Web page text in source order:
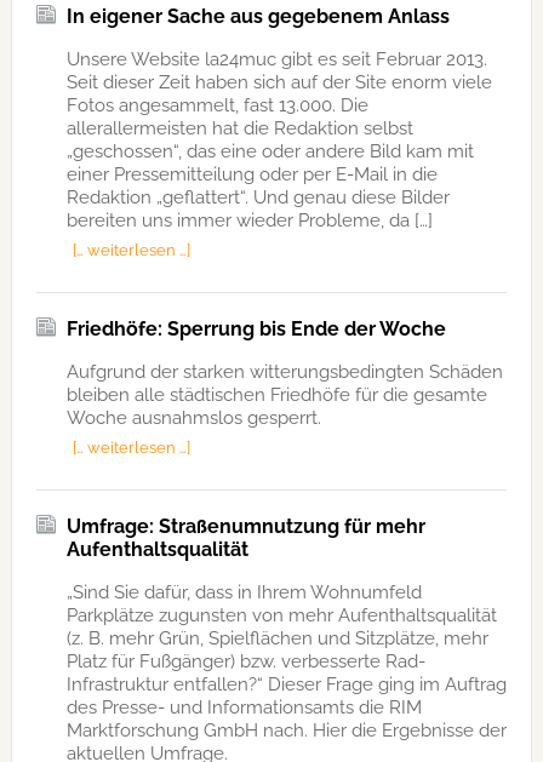
In eigener Sache aus gegebenem Anlass
Unsere Website la24muc gibt es seit Februar 2013.
Seit dieser Zeit haben sich auf der Site enorm viele
Fotos angesammelt, fast 13.000. Die
allerallermeisten hat die Redaktion selbst
„geschossen“, das eine oder andere Bild kam mit
einer Pressemitteilung oder per E-Mail in die
Redaktion „geflattert“. Und genau diese Bilder
bereiten uns immer wieder Probleme, da […]
[… weiterlesen …]
Friedhöfe: Sperrung bis Ende der Woche
Aufgrund der starken witterungsbedingten Schäden
bleiben alle städtischen Friedhöfe für die gesamte
Woche ausnahmslos gesperrt.
[… weiterlesen …]
Umfrage: Straßenumnutzung für mehr
Aufenthaltsqualität
„Sind Sie dafür, dass in Ihrem Wohnumfeld
Parkplätze zugunsten von mehr Aufenthaltsqualität
(z. B. mehr Grün, Spielflächen und Sitzplätze, mehr
Platz für Fußgänger) bzw. verbesserte Rad-
Infrastruktur entfallen?“ Dieser Frage ging im Auftrag
des Presse- und Informationsamts die RIM
Marktforschung GmbH nach. Hier die Ergebnisse der
aktuellen Umfrage.